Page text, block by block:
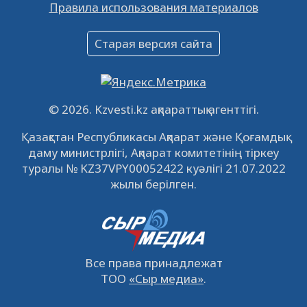
16.12.2022 61062
Объявление
09.12.2022
Свободные рабочие места
встречу с инвесторами в Кызылорде 22
ноября
21.11.2022 14952 0
© 2026. Kzvesti.kz ақпараттық агенттігі.
Қазақстан Республикасы Ақпарат және Қоғамдық
даму министрлігі, Ақпарат комитетінің тіркеу
туралы № KZ37VPY00052422 куәлігі 21.07.2022
жылы берілген.
Все права принадлежат
ТОО «Сыр медиа».
Правила использования материалов
Старая версия сайта